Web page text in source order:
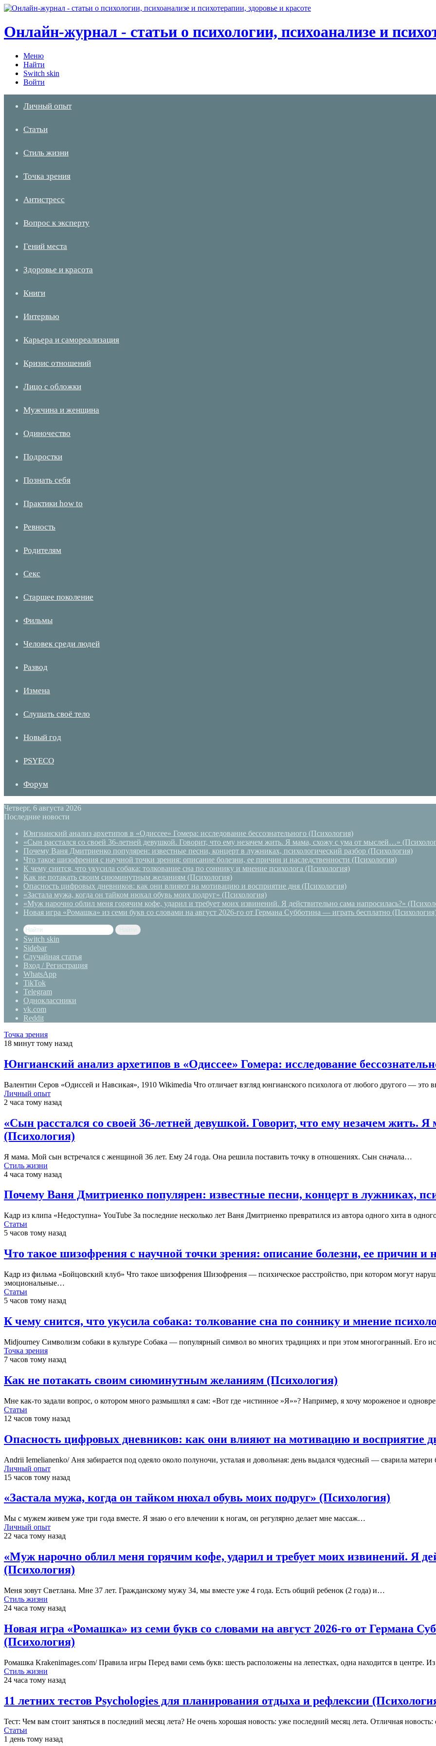
Онлайн-журнал - статьи о психологии, психоанализе и
Меню
Найти
Switch skin
Войти
Личный опыт
Статьи
Стиль жизни
Точка зрения
Антистресс
Вопрос к эксперту
Гений места
Здоровье и красота
Книги
Интервью
Карьера и самореализация
Кризис отношений
Лицо с обложки
Мужчина и женщина
Одиночество
Подростки
Познать себя
Практики how to
Ревность
Родителям
Секс
Старшее поколение
Фильмы
Человек среди людей
Развод
Измена
Слушать своё тело
Новый год
PSYECO
Форум
Четверг, 6 августа 2026
Последние новости
Юнгианский анализ архетипов в «Одиссее» Гомера: исследование бессознательного (Психология)
«Сын расстался со своей 36-летней девушкой. Говорит, что ему незачем жить. Я мама, схожу с ума от мыслей…»
Почему Ваня Дмитриенко популярен: известные песни, концерт в лужниках, психологический разбор (Психология)
Что такое шизофрения с научной точки зрения: описание болезни, ее причин и наследственности (Психология)
К чему снится, что укусила собака: толкование сна по соннику и мнение психолога (Психология)
Как не потакать своим сиюминутным желаниям (Психология)
Опасность цифровых дневников: как они влияют на мотивацию и восприятие дня (Психология)
«Застала мужа, когда он тайком нюхал обувь моих подруг» (Психология)
«Муж нарочно облил меня горячим кофе, ударил и требует моих извинений. Я действительно сама напросилась?»
Новая игра «Ромашка» из семи букв со словами на август 2026-го от Германа Субботина — играть бесплатно
Switch skin
Sidebar
Случайная статья
Вход / Регистрация
WhatsApp
TikTok
Telegram
Одноклассники
vk.com
Reddit
Точка зрения
18 минут тому назад
Юнгианский анализ архетипов в «Одиссее» Гомера: исследование
Валентин Серов «Одиссей и Навсикая», 1910 Wikimedia Что отличает взгляд юнгианского психолога от любого другого —
Личный опыт
2 часа тому назад
«Сын расстался со своей 36-летней девушкой. Говорит, что ему незачем жить.
(Психология)
Я мама. Мой сын встречался с женщиной 36 лет. Ему 24 года. Она решила поставить точку в отношениях. Сын сначала…
Стиль жизни
4 часа тому назад
Почему Ваня Дмитриенко популярен: известные песни, концерт в лужниках,
Кадр из клипа «Недоступна» YouTube За последние несколько лет Ваня Дмитриенко превратился из автора одного хита в
Статьи
5 часов тому назад
Что такое шизофрения с научной точки зрения: описание болезни, ее причин и
Кадр из фильма «Бойцовский клуб» Что такое шизофрения Шизофрения — психическое расстройство, при котором могут
эмоциональные…
Статьи
5 часов тому назад
К чему снится, что укусила собака: толкование сна по соннику и мнение
Midjourney Символизм собаки в культуре Собака — популярный символ во многих традициях и при этом многогранный. Его
Точка зрения
7 часов тому назад
Как не потакать своим сиюминутным желаниям (Психология)
Мне как-то задали вопрос, о котором много размышлял я сам: «Вот где »истинное »Я»»? Например, я хочу мороженое и
Статьи
12 часов тому назад
Опасность цифровых дневников: как они влияют на мотивацию и восприятие
Andrii Iemelianenko/ Аня забирается под одеяло около полуночи, усталая и довольная: день выдался чудесный — сварила
Личный опыт
15 часов тому назад
«Застала мужа, когда он тайком нюхал обувь моих подруг» (Психология)
Мы с мужем живем уже три года вместе. Я знаю о его влечении к ногам, он регулярно делает мне массаж…
Личный опыт
22 часа тому назад
«Муж нарочно облил меня горячим кофе, ударил и требует моих извинений. Я
(Психология)
Меня зовут Светлана. Мне 37 лет. Гражданскому мужу 34, мы вместе уже 4 года. Есть общий ребенок (2 года) и…
Стиль жизни
24 часа тому назад
Новая игра «Ромашка» из семи букв со словами на август 2026-го от Германа
(Психология)
Ромашка Krakenimages.com/ Правила игры Перед вами семь букв: шесть расположены на лепестках, одна находится в центре.
Стиль жизни
24 часа тому назад
11 летних тестов Psychologies для планирования отдыха и рефлексии
Тест: Чем вам стоит заняться в последний месяц лета? Не очень хорошая новость: уже последний месяц лета. Отличная
Статьи
1 день тому назад